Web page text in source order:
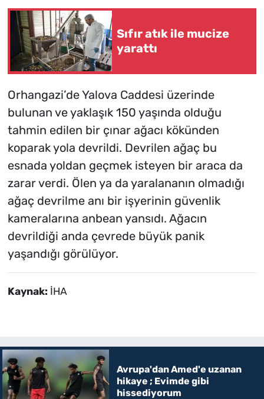
Sıfır atık ile mucize
yarattı
Orhangazi’de Yalova Caddesi üzerinde
bulunan ve yaklaşık 150 yaşında olduğu
tahmin edilen bir çınar ağacı kökünden
koparak yola devrildi. Devrilen ağaç bu
esnada yoldan geçmek isteyen bir araca da
zarar verdi. Ölen ya da yaralananın olmadığı
ağaç devrilme anı bir işyerinin güvenlik
kameralarına anbean yansıdı. Ağacın
devrildiği anda çevrede büyük panik
yaşandığı görülüyor.
Kaynak: İHA
Avrupa'dan Amed'e uzanan
hikaye ; Evimde gibi
hissediyorum